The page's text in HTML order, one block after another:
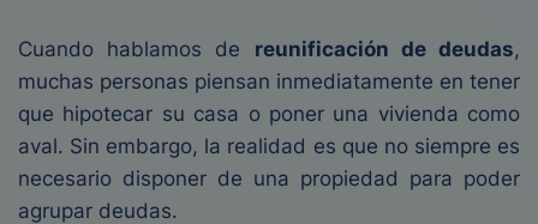
Cuando hablamos de reunificación de deudas,
muchas personas piensan inmediatamente en tener
que hipotecar su casa o poner una vivienda como
aval. Sin embargo, la realidad es que no siempre es
necesario disponer de una propiedad para poder
agrupar deudas.